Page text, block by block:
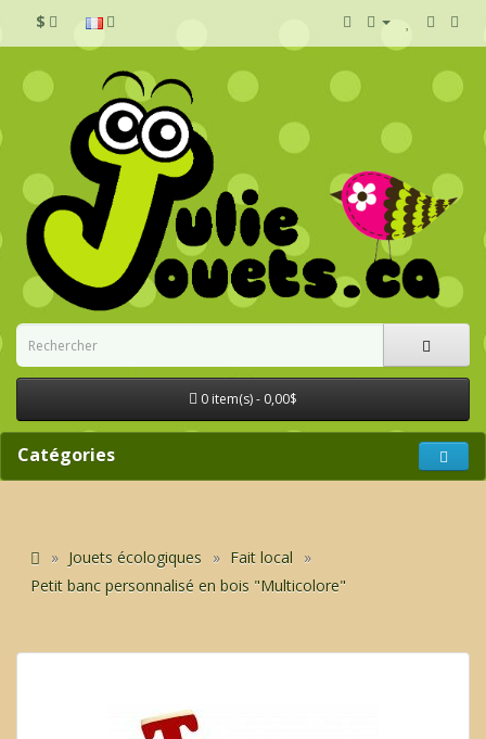
$
0 item(s) - 0,00$
Catégories
Jouets écologiques
Fait local
Petit banc personnalisé en bois "Multicolore"